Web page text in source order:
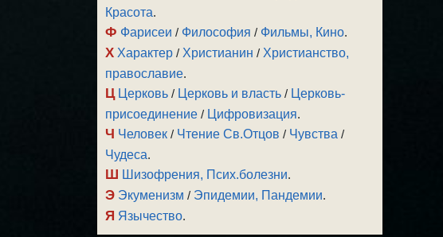
Красота.
Ф Фарисеи / Философия / Фильмы, Кино.
Х Характер / Христианин / Христианство,
православие.
Ц Церковь / Церковь и власть / Церковь-
присоединение / Цифровизация.
Ч Человек / Чтение Св.Отцов / Чувства /
Чудеса.
Ш Шизофрения, Псих.болезни.
Э Экуменизм / Эпидемии, Пандемии.
Я Язычество.